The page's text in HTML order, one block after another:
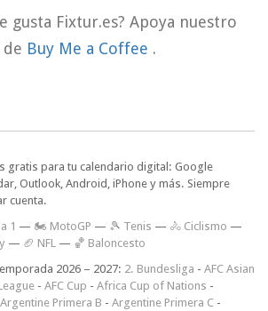
gusta Fixtur.es? Apoya nuestro
Buy Me a Coffee .
gratis para tu calendario digital: Google
Outlook, Android, iPhone y más. Siempre
cuenta.
1 — 🏍 MotoGP — 🎾 Tenis — 🚴 Ciclismo —
— 🏈 NFL — 🏀 Baloncesto
2026 – 2027: 2. Bundesliga - AFC Asian
- AFC Cup - Africa Cup of Nations -
Argentine Primera B - Argentine Primera C -